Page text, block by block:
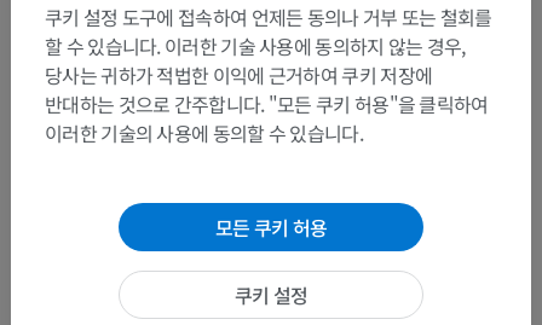
쿠키 설정 도구에 접속하여 언제든 동의나 거부 또는 철회를
할 수 있습니다. 이러한 기술 사용에 동의하지 않는 경우,
당사는 귀하가 적법한 이익에 근거하여 쿠키 저장에
반대하는 것으로 간주합니다. "모든 쿠키 허용"을 클릭하여
이러한 기술의 사용에 동의할 수 있습니다.
모든 쿠키 허용
쿠키 설정